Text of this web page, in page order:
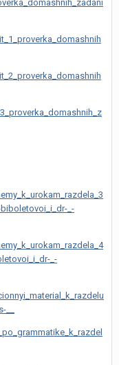
_-
_-